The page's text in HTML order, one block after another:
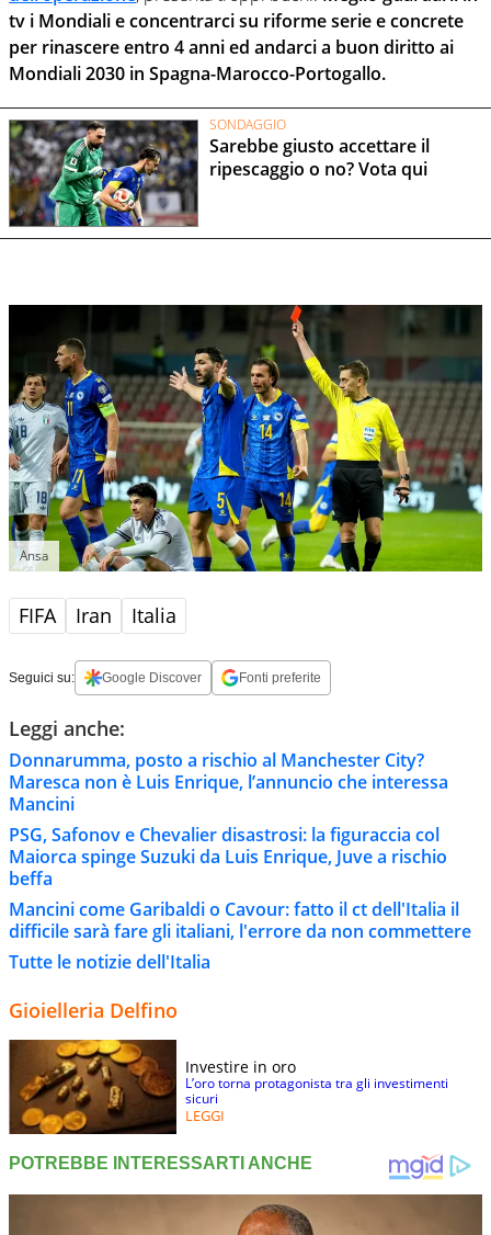
tv i Mondiali e concentrarci su riforme serie e concrete
per rinascere entro 4 anni ed andarci a buon diritto ai
Mondiali 2030 in Spagna-Marocco-Portogallo.
SONDAGGIO
Sarebbe giusto accettare il
ripescaggio o no? Vota qui
Ansa
FIFA Iran Italia
Seguici su: Google Discover Fonti preferite
Leggi anche:
Donnarumma, posto a rischio al Manchester City?
Maresca non è Luis Enrique, l’annuncio che interessa
Mancini
PSG, Safonov e Chevalier disastrosi: la figuraccia col
Maiorca spinge Suzuki da Luis Enrique, Juve a rischio
beffa
Mancini come Garibaldi o Cavour: fatto il ct dell'Italia il
difficile sarà fare gli italiani, l'errore da non commettere
Tutte le notizie dell'Italia
Gioielleria Delfino
Investire in oro
L’oro torna protagonista tra gli investimenti
sicuri
LEGGI